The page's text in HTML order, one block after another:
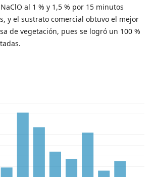
al 1 % y 1,5 % por 15 minutos
y el sustrato comercial obtuvo el mejor
de vegetación, pues se logró un 100 %